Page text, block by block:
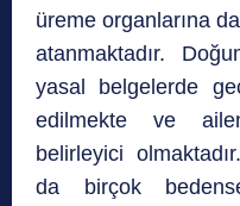
üreme organlarına
atanmaktadır.
yasal belgelerde
edilmekte ve
belirleyici
da birçok